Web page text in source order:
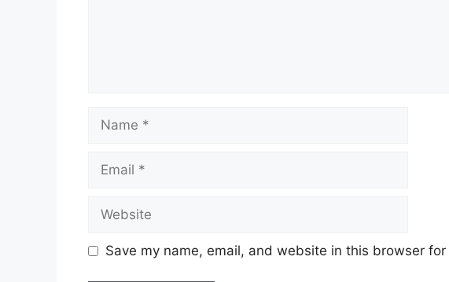
Name
Email
Website
Save my name, email, and website in this browser